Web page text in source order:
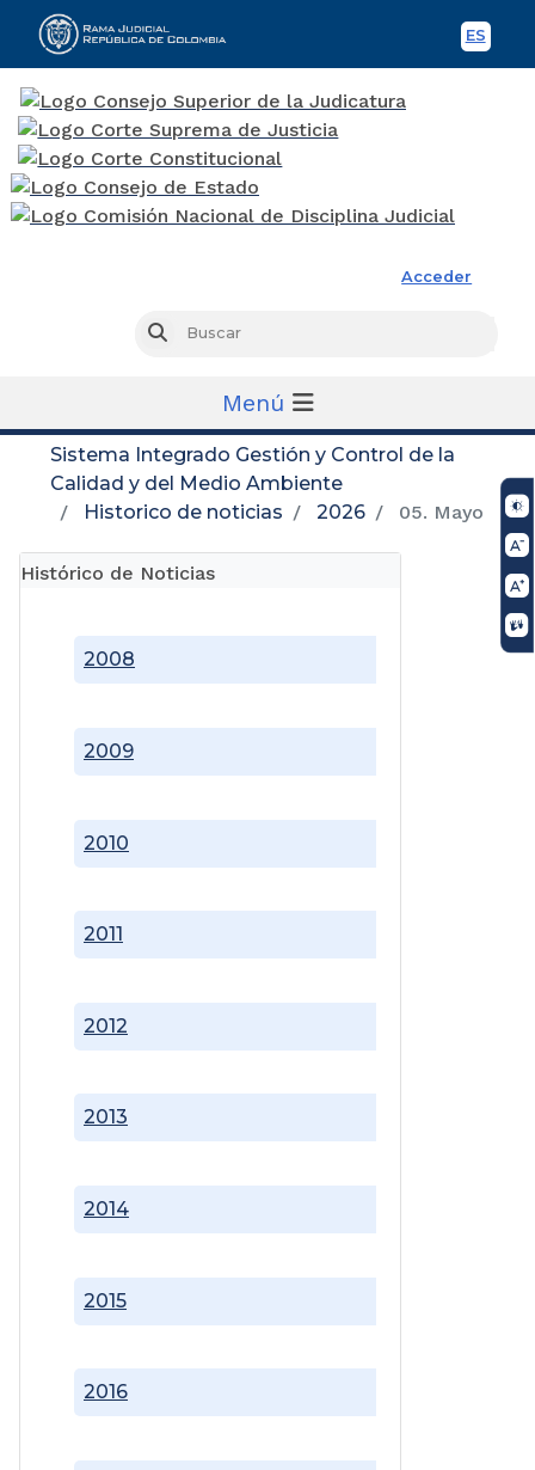
ES
Acceder
Buscar
Menú
Sistema Integrado Gestión y Control de la
Calidad y del Medio Ambiente
Historico de noticias
2026 05. Mayo
Histórico de Noticias
2008
2009
2010
2011
2012
2013
2014
2015
2016